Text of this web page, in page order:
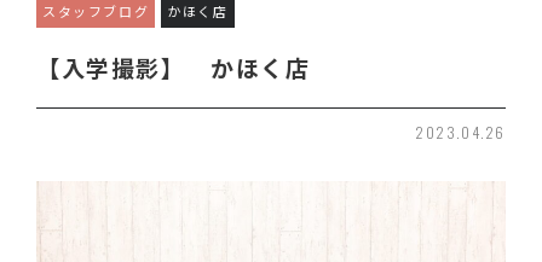
スタッフブログ かほく店
【入学撮影】 かほく店
2023.04.26